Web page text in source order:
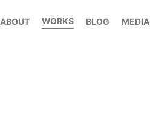
ABOUT WORKS BLOG MEDIA